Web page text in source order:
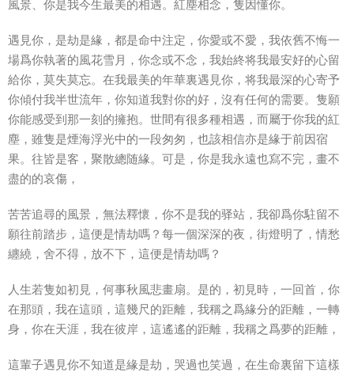
風景、你是我今生最美的相遇。紅塵相念，隻因懂你。
遇見你，是劫是緣，都是命中注定，你愛或不愛，我依舊不悔一
場爲你執著的風花雪月，你念或不念，我始終将我最安好的心留
給你，莫失莫忘。在我最美的年華裏遇見你，将我最深的心寄予
你傾付我半世流年，你知道我對你的好，沒有任何的需要。隻願
你能感受到那一刻的擁抱。世間有很多種相遇，而屬于你我的紅
塵，雖隻是煙海浮光中的一段匆匆，也該相信亦是緣于前因宿
果。往皆是客，聚散總随緣。可是，你是我永遠也寫不完，畫不
盡的的哀傷，
苦苦追尋的風景，無法釋懷，你不是我的驿站，我卻爲你駐留不
願往前踏步，這便是情劫嗎？每一個深深的夜，街燈明了，情愁
纏繞，舍不得，放不下，這便是情劫嗎？
人生若隻如初見，何事秋風悲畫扇。是的，初見時，一回首，你
在那頭，我在這頭，這幾尺的距離，我稱之爲緣分的距離，一轉
身，你在天涯，我在彼岸，這遙遙的距離，我稱之爲夢的距離，
這輩子遇見你不知道是緣是劫，哭過也笑過，在生命裏留下這樣